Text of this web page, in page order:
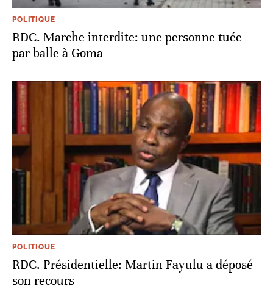
POLITIQUE
RDC. Marche interdite: une personne tuée
par balle à Goma
POLITIQUE
RDC. Présidentielle: Martin Fayulu a déposé
son recours